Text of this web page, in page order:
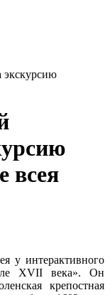
экскурсию
всея
у интерактивного
XVII века». Он
крепостная